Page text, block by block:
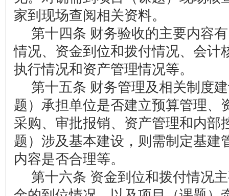
家到现场查阅相关资料。
第十四条 财务验收的主要内容
情况、资金到位和拨付情况、会计
执行情况和资产管理情况等。
第十五条 财务管理及相关制度
题）承担单位是否建立预算管理、
采购、审批报销、资产管理和内部
题）涉及基本建设，则需制定基建
内容是否合理等。
第十六条 资金到位和拨付情况